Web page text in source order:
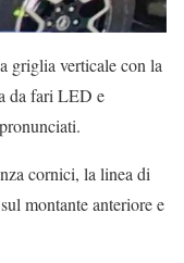
griglia verticale con la
da fari LED e
cornici, la linea di
montante anteriore e